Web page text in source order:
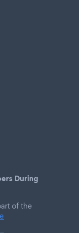
During
of the